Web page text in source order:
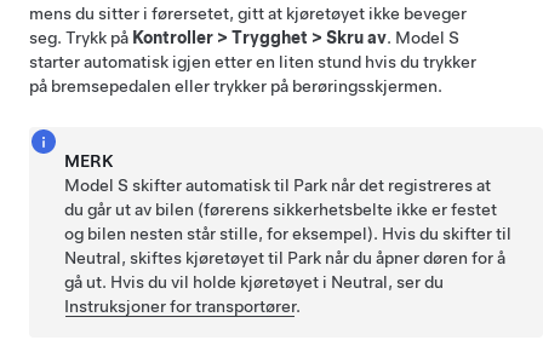
mens du sitter i førersetet, gitt at kjøretøyet ikke beveger
seg. Trykk på Kontroller > Trygghet > Skru av. Model S
starter automatisk igjen etter en liten stund hvis du trykker
på bremsepedalen ellertrykker på berøringsskjermen.
MERK
Model S skifter automatisk til Park når det registreres at
du går ut av bilen (førerens sikkerhetsbelte ikke er festet
og bilen nesten står stille, for eksempel). Hvis du skifter til
Neutral, skiftes kjøretøyet til Park når du åpner døren for å
gå ut. Hvis du vil holde kjøretøyet i Neutral, ser du
Instruksjoner for transportører.